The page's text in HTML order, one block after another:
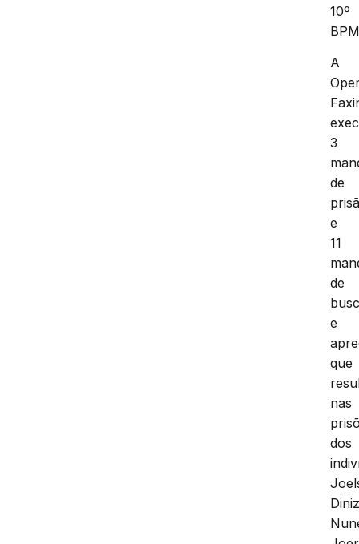
10º
A
3
de
e
11
de
e
que
nas
dos